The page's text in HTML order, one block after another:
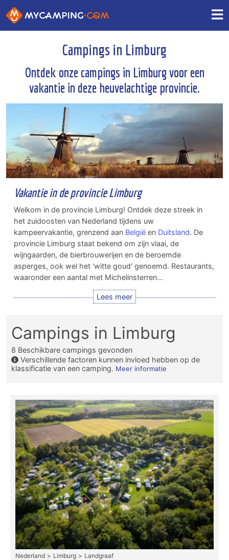
Campings in Limburg
Ontdek onze campings in Limburg voor een
vakantie in deze heuvelachtige provincie.
Vakantie in de provincie Limburg
Welkom in de provincie Limburg! Ontdek deze streek in
het zuidoosten van Nederland tijdens uw
kampeervakantie, grenzend aan België en Duitsland. De
provincie Limburg staat bekend om zijn vlaai, de
wijngaarden, de bierbrouwerijen en de beroemde
asperges, ook wel het 'witte goud' genoemd. Restaurants,
waaronder een aantal met Michelinsterren…
Campings in Limburg
8 Beschikbare campings gevonden
Verschillende factoren kunnen invloed hebben op de
klassificatie van een camping. Meer informatie
Nederland Limburg
Landgraaf